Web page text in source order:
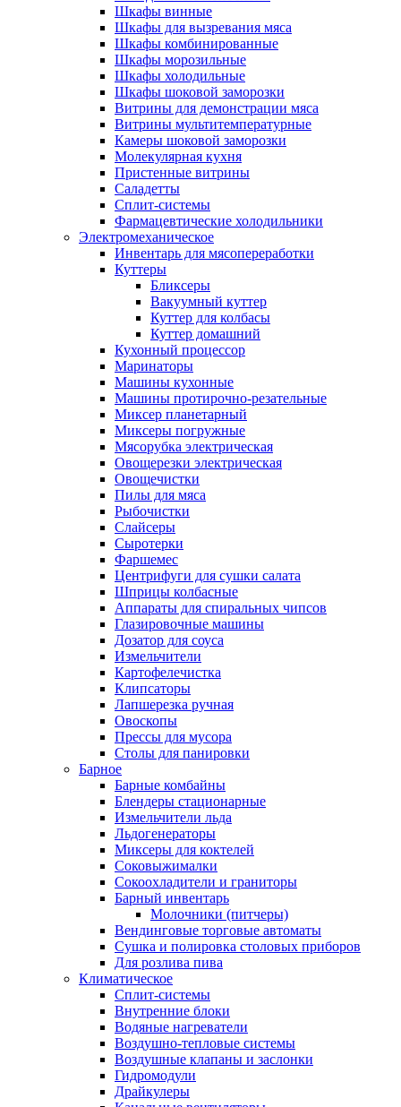
Шкафы винные
Шкафы для вызревания мяса
Шкафы комбинированные
Шкафы морозильные
Шкафы холодильные
Шкафы шоковой заморозки
Витрины для демонстрации мяса
Витрины мультитемпературные
Камеры шоковой заморозки
Молекулярная кухня
Пристенные витрины
Саладетты
Сплит-системы
Фармацевтические холодильники
Электромеханическое
Инвентарь для мясопереработки
Куттеры
Бликсеры
Вакуумный куттер
Куттер для колбасы
Куттер домашний
Кухонный процессор
Маринаторы
Машины кухонные
Машины протирочно-резательные
Миксер планетарный
Миксеры погружные
Мясорубка электрическая
Овощерезки электрическая
Овощечистки
Пилы для мяса
Рыбочистки
Слайсеры
Сыротерки
Фаршемес
Центрифуги для сушки салата
Шприцы колбасные
Аппараты для спиральных чипсов
Глазировочные машины
Дозатор для соуса
Измельчители
Картофелечистка
Клипсаторы
Лапшерезка ручная
Овоскопы
Прессы для мусора
Столы для панировки
Барное
Барные комбайны
Блендеры стационарные
Измельчители льда
Льдогенераторы
Миксеры для коктелей
Соковыжималки
Сокоохладители и граниторы
Барный инвентарь
Молочники (питчеры)
Вендинговые торговые автоматы
Сушка и полировка столовых приборов
Для розлива пива
Климатическое
Сплит-системы
Внутренние блоки
Водяные нагреватели
Воздушно-тепловые системы
Воздушные клапаны и заслонки
Гидромодули
Драйкулеры